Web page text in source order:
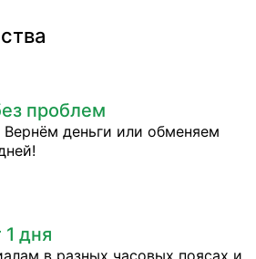
проблем
деньги или обменяем
дня
в разных часовых поясах и